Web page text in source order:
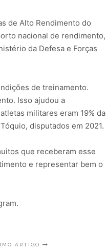
de Alto Rendimento do
nacional de rendimento,
da Defesa e Forças
de treinamento.
Isso ajudou a
militares eram 19% da
disputados em 2021.
que receberam esse
e representar bem o
ARTIGO